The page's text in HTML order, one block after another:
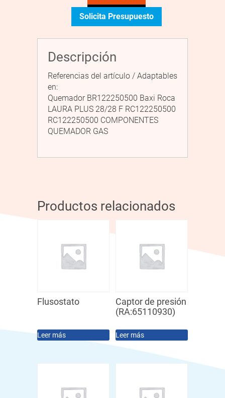
Solicita Presupuesto
Descripción
Referencias del artículo / Adaptables
en:
Quemador BR122250500 Baxi Roca
LAURA PLUS 28/28 F RC122250500
RC122250500 COMPONENTES
QUEMADOR GAS
Productos relacionados
Flusostato
Leer más
Captor de presión
(RA:65110930)
Leer más